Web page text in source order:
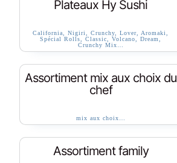
Plateaux Hy Sushi
California, Nigiri, Crunchy, Lover, Aromaki,
Spécial Rolls, Classic, Volcano, Dream,
Crunchy Mix…
Assortiment mix aux choix du
chef
mix aux choix…
Assortiment family